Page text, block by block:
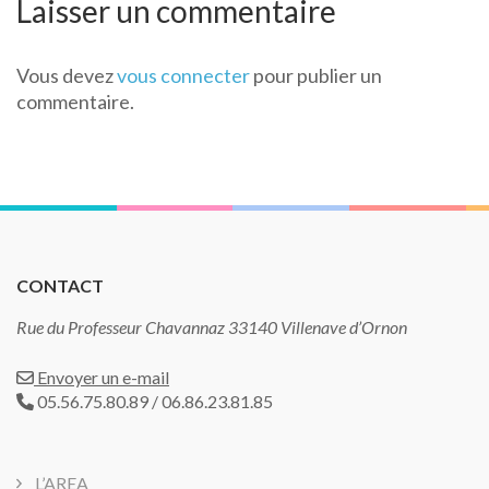
Laisser un commentaire
Vous devezvous connecterpour publier un
commentaire.
CONTACT
Rue du Professeur Chavannaz 33140 Villenave d’Ornon
Envoyer un e-mail
05.56.75.80.89 / 06.86.23.81.85
L’AREA